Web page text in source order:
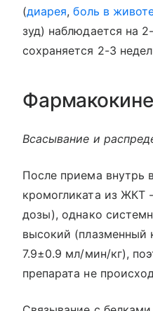
(диарея,боль в
зуд) наблюдается на
сохраняется 2-3
Всасывание и
После приема внутрь
кромогликата из ЖКТ
дозы), однако
высокий (плазменный
7.9±0.9 мл/мин/кг),
препарата не